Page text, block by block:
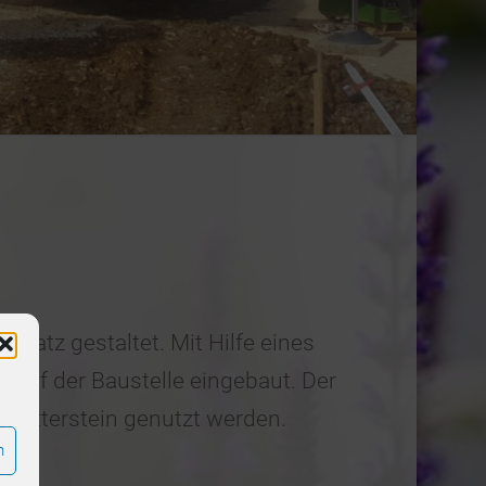
gestaltet. Mit Hilfe eines
auf der Baustelle eingebaut. Der
genutzt werden.